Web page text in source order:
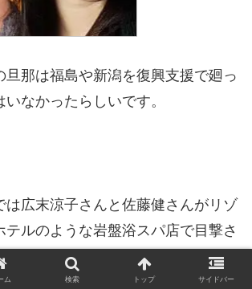
旦那は福島や新潟を復興支援で廻っ
なかったらしいです。
は広末涼子さんと佐藤健さんがリゾ
テルのような岩盤浴スパ店で目撃さ
ことです。
ム 検索 トップ サイドバー